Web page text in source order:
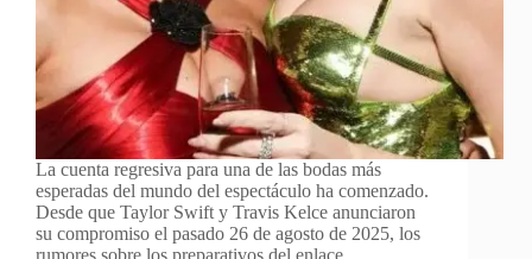
La cuenta regresiva para una de las bodas más
esperadas del mundo del espectáculo ha comenzado.
Desde que Taylor Swift y Travis Kelce anunciaron
su compromiso el pasado 26 de agosto de 2025, los
rumores sobre los preparativos del enlace…